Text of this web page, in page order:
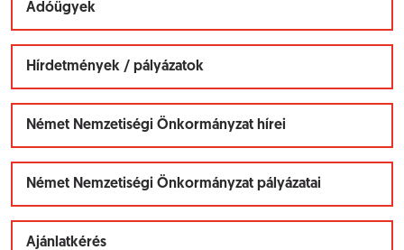
Adóügyek
Hírdetmények / pályázatok
Német Nemzetiségi Önkormányzat hírei
Német Nemzetiségi Önkormányzat pályázatai
Ajánlatkérés